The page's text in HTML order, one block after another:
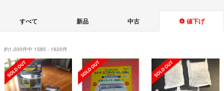
すべて 新品 中古 値下げ
約1,000件中 1585 - 1620件